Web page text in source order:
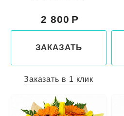
2 800
ЗАКАЗАТЬ
Заказать в 1 клик